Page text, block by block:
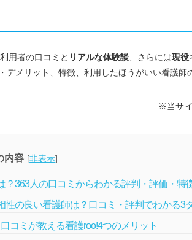
用者の口コミと リアルな体験談 、さらには現役
デメリット、特徴、利用したほうがいい看護師
※当サ
内容 [非表示]
？363人の口コミからわかる評判・評価・特
性の良い看護師は？口コミ・評判でわかる3
コミが教える看護roo!4つのメリット